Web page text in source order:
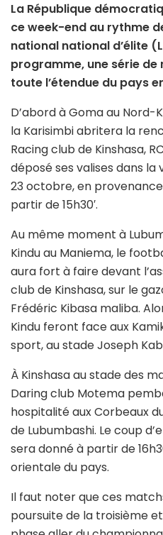
La République
ce week-end au rythme
national national d’élite
programme, une série
toute l’étendue du pays
D’abord à Goma au Nord-
la Karisimbi abritera la
Racing club de Kinshasa,
déposé ses valises dans
23 octobre, en
partir de 15h30′.
Au même moment à
Kindu au Maniema, le
aura fort à faire devant
club de Kinshasa, sur le
Frédéric Kibasa maliba.
Kindu feront face aux
sport, au stade Joseph
À Kinshasa au stade des
Daring club Motema
hospitalité aux Corbeaux
de Lubumbashi. Le coup
sera donné à partir de
orientale du pays.
Il faut noter que ces
poursuite de la troisième